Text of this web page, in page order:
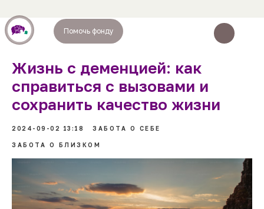
Помочь фонду
Жизнь с деменцией: как
справиться с вызовами и
сохранить качество жизни
2024-09-02 13:18 ЗАБОТА О СЕБЕ
ЗАБОТА О БЛИЗКОМ